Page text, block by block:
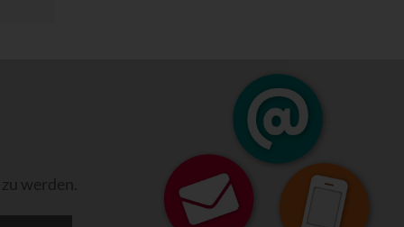
werden.